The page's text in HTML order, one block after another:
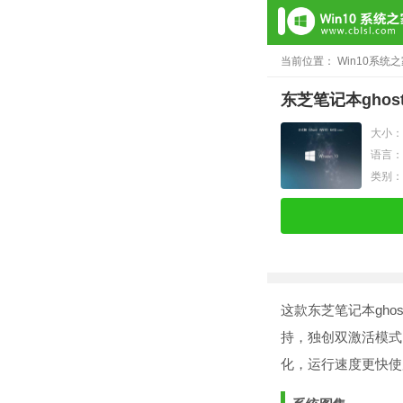
当前位置： Win10系统之
东芝笔记本
大小
语言
类别
这款东芝笔记本
持，独创双激活模
化，运行速度更快